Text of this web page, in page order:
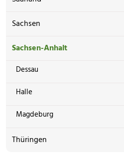
Sachsen
Sachsen-Anhalt
Dessau
Halle
Magdeburg
Thüringen